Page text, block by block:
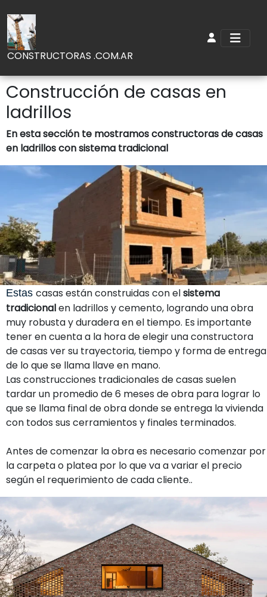
CONSTRUCTORAS .COM.AR
Construcción de casas en
ladrillos
En esta sección te mostramos constructoras de casas
en ladrillos con sistema tradicional
Estas casas están construidas con elsistema
tradicionalen ladrillos y cemento, logrando una obra
muy robusta y duradera en el tiempo. Es importante
tener en cuenta a la hora de elegir una constructora
de casas ver su trayectoria, tiempo y forma de entrega
de lo que se llama llave en mano.
Las construcciones tradicionales de casas suelen
tardar un promedio de 6 meses de obra para lograr lo
que se llama final de obra donde se entrega la vivienda
con todos sus cerramientos y finales terminados.
Antes de comenzar la obra es necesario comenzar por
la carpeta o platea por lo que va a variar el precio
según el requerimiento de cada cliente..